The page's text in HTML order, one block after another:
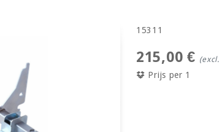
15311
215,00 € (excl.
Prijs per 1